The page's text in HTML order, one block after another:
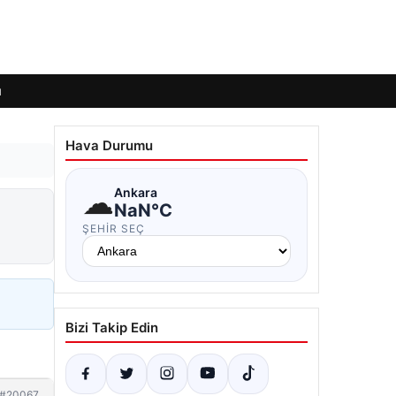
Hava Durumu
☁Ankara
NaN°C
ŞEHIR SEÇ
Bizi Takip Edin